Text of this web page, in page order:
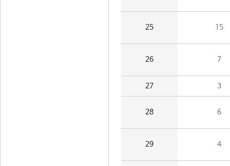
25 15
26 7
27 3
28 6
29 4